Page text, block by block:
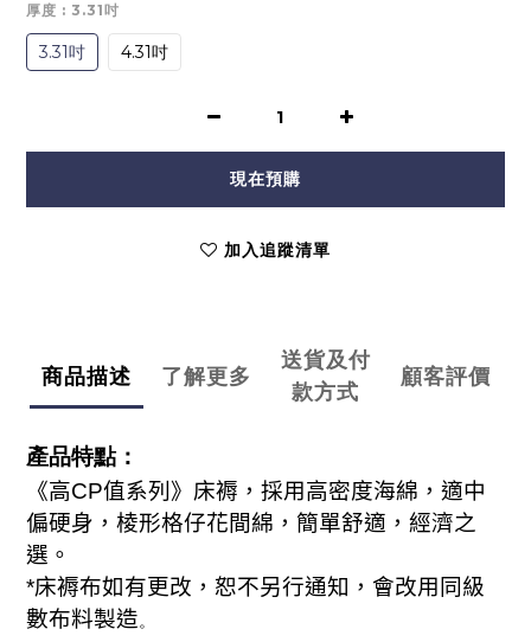
厚度 : 3.31吋
3.31吋 4.31吋
現在預購
加入追蹤清單
商品描述 了解更多
送貨及付
款方式
顧客評價
產品特點：
《高CP值系列》床褥，採用高密度海綿，適中
偏硬身，棱形格仔花間綿，簡單舒適，經濟之
選。
*床褥布如有更改，恕不另行通知，會改用同級
數布料製造。